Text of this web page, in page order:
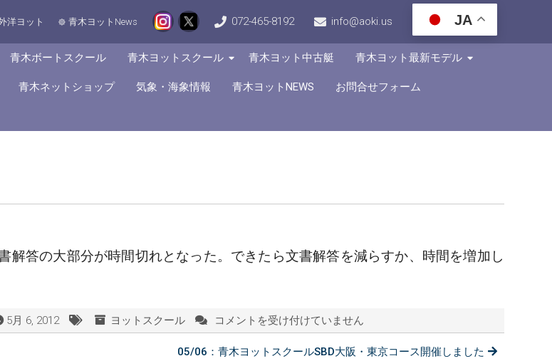
洋ヨット 青木ヨットNews 072-465-8192 info@aoki.us JA
青木ボートスクール 青木ヨットスクール 青木ヨット中古艇 青木ヨット最新モデル
青木ネットショップ 気象・海象情報 青木ヨットNEWS お問合せフォーム
答の大部分が時間切れとなった。できたら文書解答を減らすか、時間を増加し
5月 6, 2012 ヨットスクール
05/06：
Ｂ
コメントを受け付けていません
05/06：青木ヨットスクールSBD大阪・東京コース開催しました